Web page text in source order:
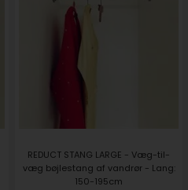
REDUCT STANG LARGE - Væg-til-
væg bøjlestang af vandrør - Lang:
150-195cm